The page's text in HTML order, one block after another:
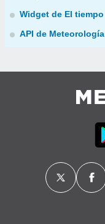
Widget de El tiempo
API de Meteorología